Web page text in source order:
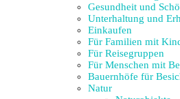
Gesundheit und
Unterhaltung und
Einkaufen
Für Familien mit
Für Reisegruppen
Für Menschen mit
Bauernhöfe für
Natur